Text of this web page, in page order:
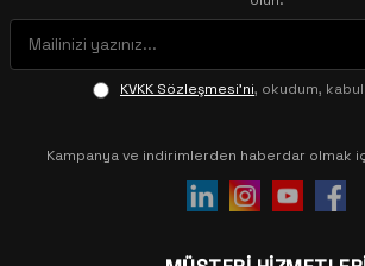
KVKK Sözleşmesi'ni, okudum,
Kampanya ve indirimlerden haberdar olmak